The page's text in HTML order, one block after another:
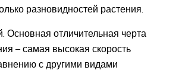
разновидностей растения.
Основная отличительная черта
– самая высокая скорость
с другими видами